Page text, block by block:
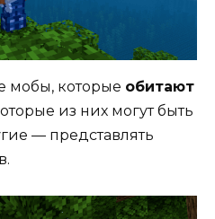
мобы, которые обитают
из них могут быть
— представлять